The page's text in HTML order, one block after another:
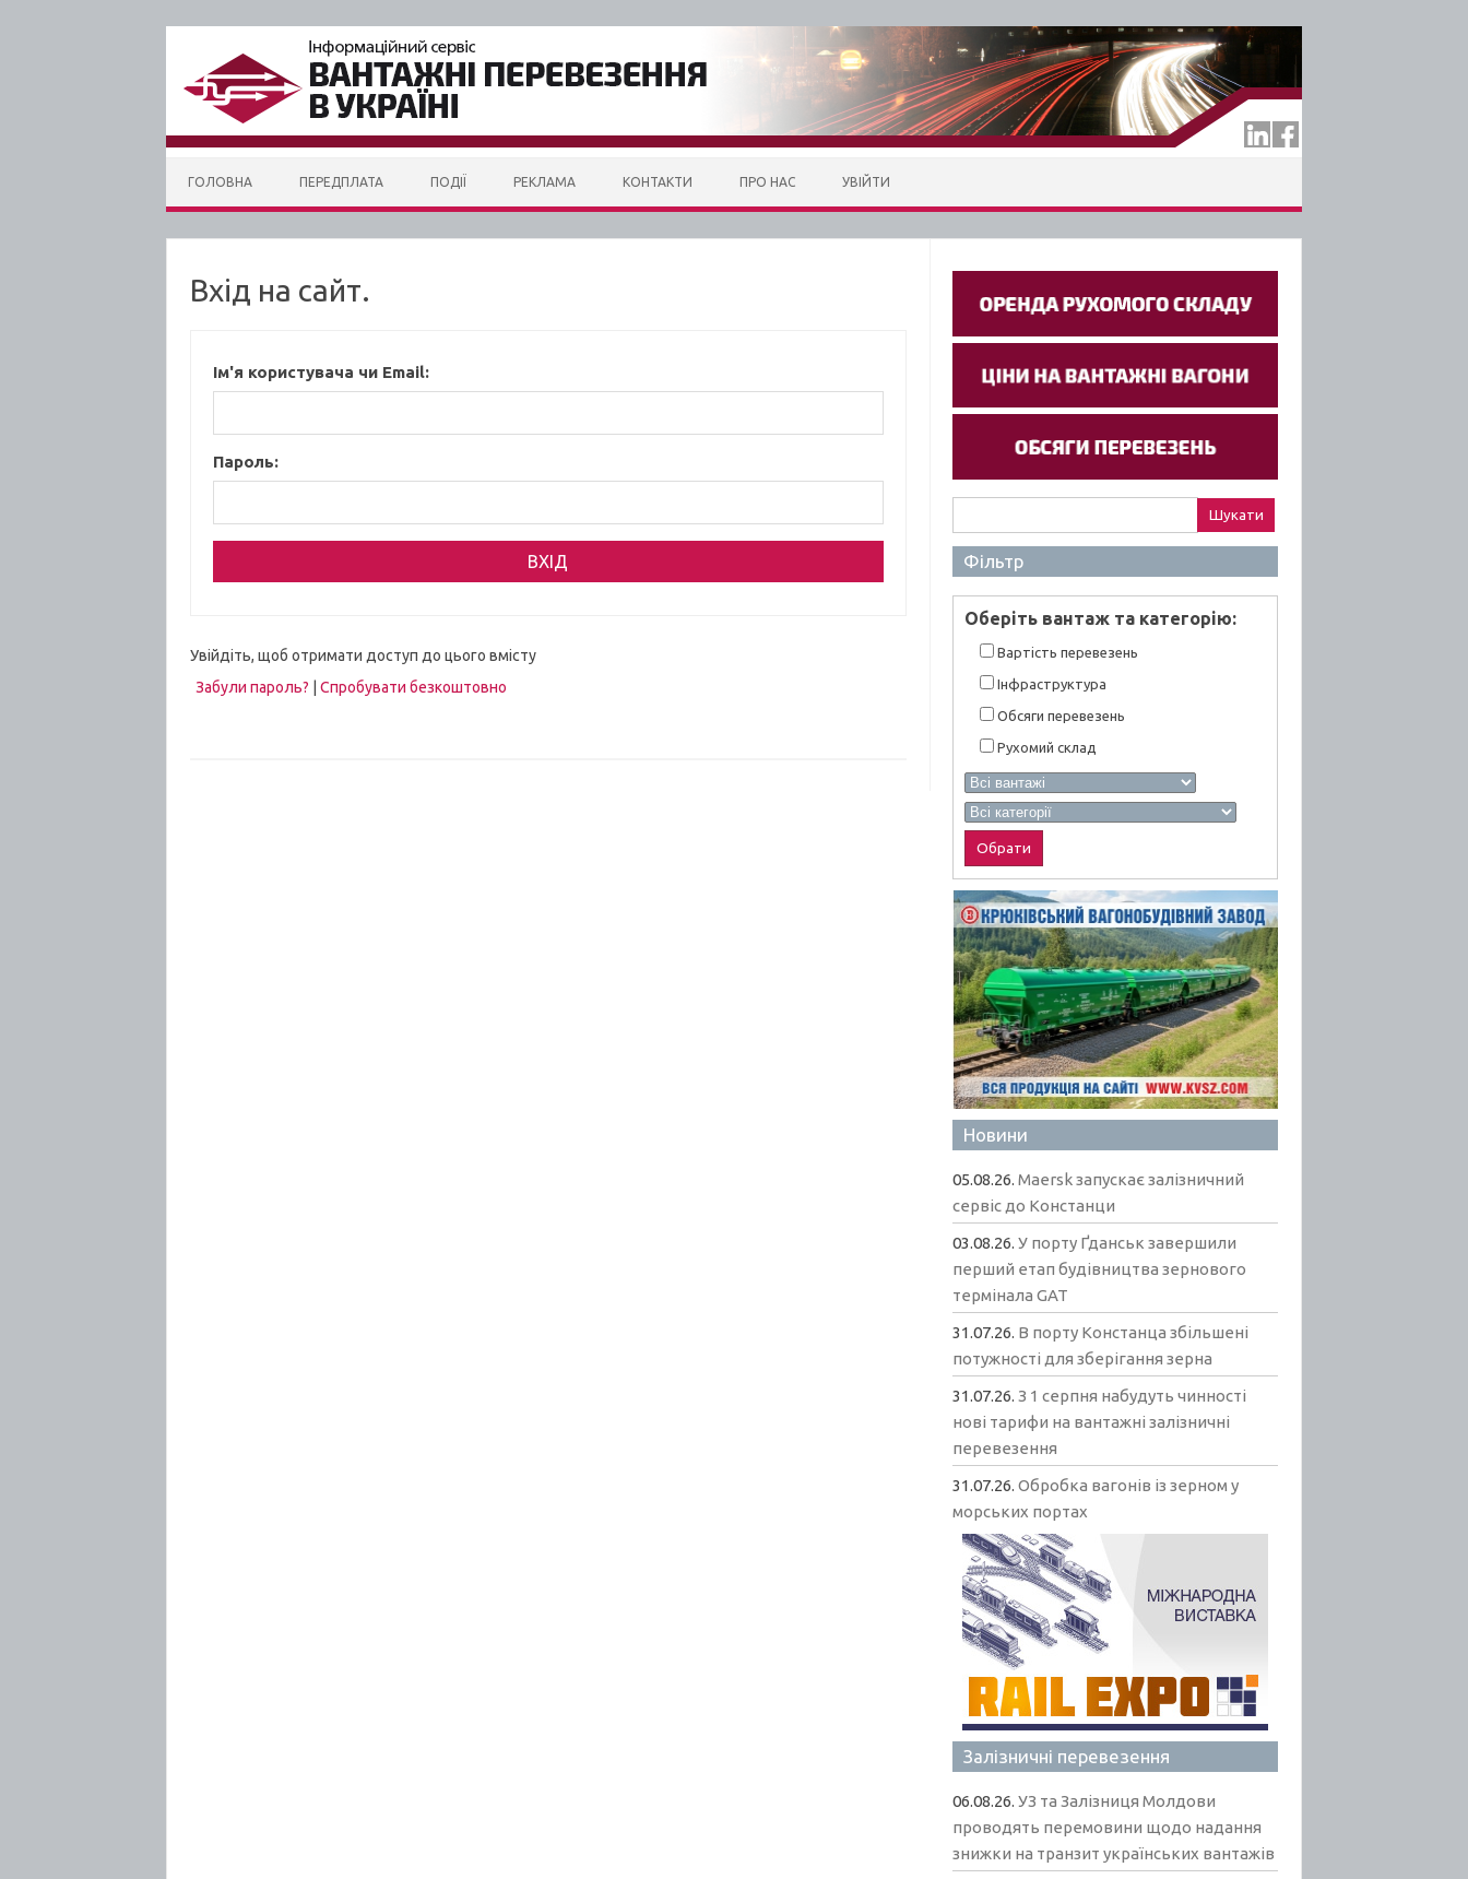
ГОЛОВНА ПЕРЕДПЛАТА ПОДІЇ РЕКЛАМА КОНТАКТИ ПРО НАС УВІЙТИ
Вхід на сайт.
Ім'я користувача чи Email:
Пароль:
Увійдіть, щоб отримати доступ до цього вмісту
Забули пароль?
Спробувати безкоштовно
Фільтр
Оберiть вантаж та категорiю:
Вартiсть перевезень
Інфраструктура
Обсяги перевезень
Рухомий склад
Новини
05.08.26.Maersk запускає залізничний
сервіс до Констанци
03.08.26.У порту Ґданськ завершили
перший етап будівництва зернового
термінала GAT
31.07.26. В порту Констанца збільшені
потужності для зберігання зерна
31.07.26.З 1 серпня набудуть чинності
нові тарифи на вантажні залізничні
перевезення
31.07.26.Обробка вагонів із зерном у
морських портах
Залізничні перевезення
06.08.26.УЗ та Залізниця Молдови
проводять перемовини щодо надання
знижки на транзит українських вантажів